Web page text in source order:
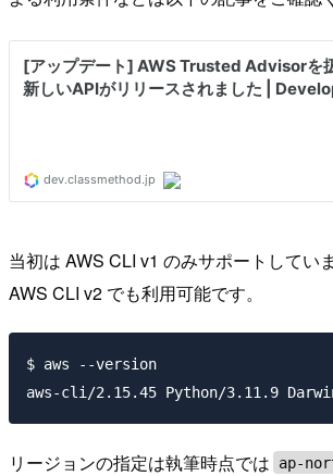
当初は AWS CLI v1 のみサポートしてい
AWS CLI v2 でも利用可能です。
$ aws --version
リージョンの指定は執筆時点では ap-